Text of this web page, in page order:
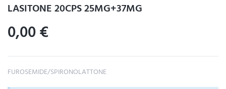
LASITONE 20CPS 25MG+37MG
0,00€
FUROSEMIDE/SPIRONOLATTONE